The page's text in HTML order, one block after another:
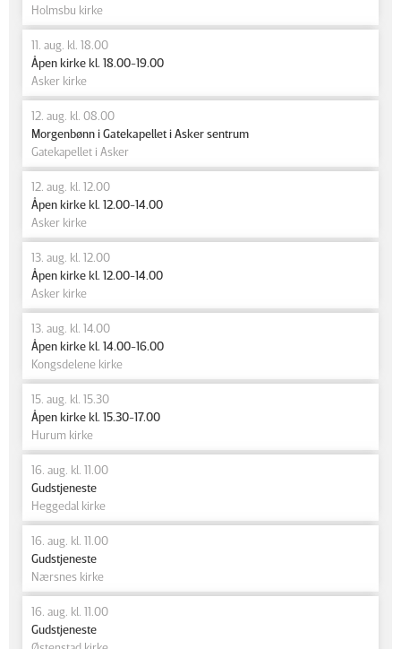
Holmsbu kirke
11. aug. kl. 18.00
Åpen kirke kl. 18.00-19.00
Asker kirke
12. aug. kl. 08.00
Morgenbønn i Gatekapellet i Asker sentrum
Gatekapellet i Asker
12. aug. kl. 12.00
Åpen kirke kl. 12.00-14.00
Asker kirke
13. aug. kl. 12.00
Åpen kirke kl. 12.00-14.00
Asker kirke
13. aug. kl. 14.00
Åpen kirke kl. 14.00-16.00
Kongsdelene kirke
15. aug. kl. 15.30
Åpen kirke kl. 15.30-17.00
Hurum kirke
16. aug. kl. 11.00
Gudstjeneste
Heggedal kirke
16. aug. kl. 11.00
Gudstjeneste
Nærsnes kirke
16. aug. kl. 11.00
Gudstjeneste